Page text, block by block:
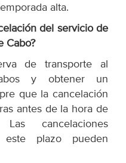
alta.
del servicio de
Cabo?
de transporte al
y obtener un
que la cancelación
antes de la hora de
cancelaciones
este plazo pueden